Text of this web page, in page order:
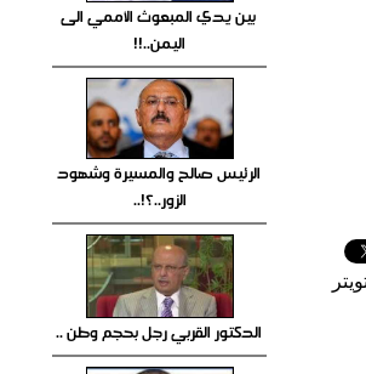
بين يدي المبعوث الأممي الى
اليمن..!!
الرئيس صالح والمسيرة وشهود
الزور..؟!..
الدكتور القربي رجل بحجم وطن ..